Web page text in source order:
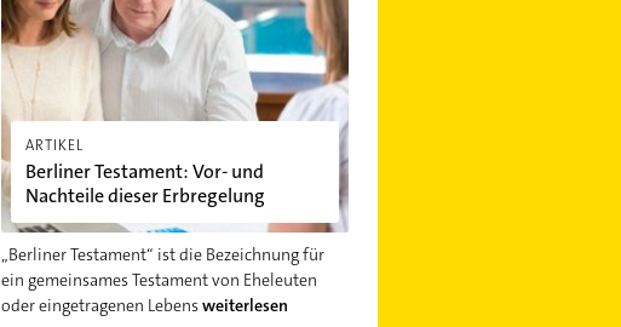
ARTIKEL
Berliner Testament: Vor- und
Nachteile dieser Erbregelung
„Berliner Testament“ ist die Bezeichnung für
ein gemeinsames Testament von Eheleuten
oder eingetragenen Lebensweiterlesen